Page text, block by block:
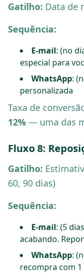
Gatilho: Data de
Sequência:
E-mail: (no
especial para
WhatsApp:
personalizada
Taxa de
12% — uma das
Fluxo 8:
Gatilho:
60, 90 dias)
Sequência:
E-mail: (5
acabando.
WhatsApp:
recompra com